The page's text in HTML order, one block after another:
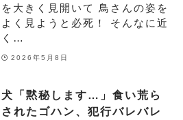
を大きく見開いて 鳥さんの姿を
よく見ようと必死！ そんなに近
く…
2026年5月8日
犬「黙秘します…」食い荒ら
されたゴハン、犯行バレバレ